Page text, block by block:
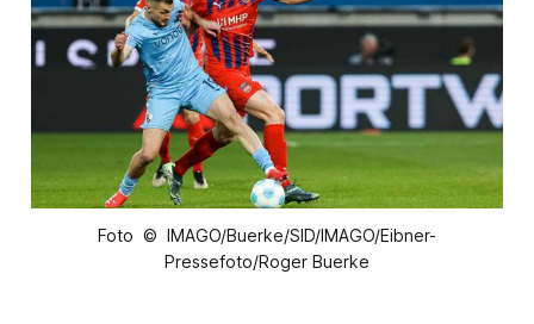
Foto © IMAGO/Buerke/SID/IMAGO/Eibner-
Pressefoto/Roger Buerke